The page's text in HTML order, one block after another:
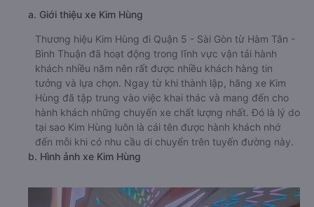
a. Giới thiệu xe Kim Hùng
Thương hiệu Kim Hùng đi Quận 5 - Sài Gòn từ Hàm Tân -
Bình Thuận đã hoạt động trong lĩnh vực vận tải hành
khách nhiều năm nên rất được nhiều khách hàng tin
tưởng và lựa chọn. Ngay từ khi thành lập, hãng xe Kim
Hùng đã tập trung vào việc khai thác và mang đến cho
hành khách những chuyến xe chất lượng nhất. Đó là lý do
tại sao Kim Hùng luôn là cái tên được hành khách nhớ
đến mỗi khi có nhu cầu di chuyển trên tuyến đường này.
b. Hình ảnh xe Kim Hùng